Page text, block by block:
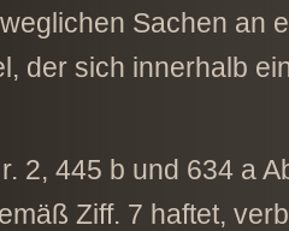
Sachen an
der sich innerhalb
2, 445 b und 634 a
Ziff. 7 haftet,